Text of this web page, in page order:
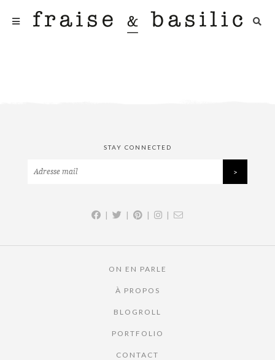
STAY CONNECTED
| | | |
ON EN PARLE
À PROPOS
BLOGROLL
PORTFOLIO
CONTACT